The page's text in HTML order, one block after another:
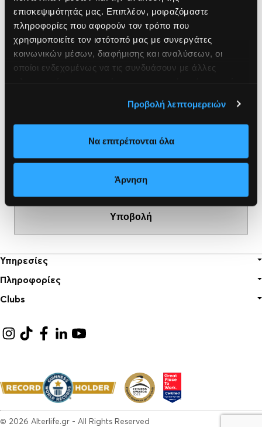
επισκεψιμότητάς μας. Επιπλέον, μοιραζόμαστε
πληροφορίες που αφορούν τον τρόπο που
χρησιμοποιείτε τον ιστότοπό μας με συνεργάτες
κοινωνικών μέσων, διαφήμισης και αναλύσεων, οι
οποίοι ενδεχομένως να τις συνδυάσουν με άλλες
Προβολή λεπτομερειών
Να επιτρέπονται όλα
Άρνηση
Επίλεξε Προσφορά (30% έκπτωση)(Required)
Επίλεξε Γυμναστήριο
Επίλεξε Γυμναστήριο(Required)
This field is hidden when viewing the form
Υπηρεσίες
Κλασικό Γυμναστήριο
Group Personal
Cross Training
Πληροφορίες
Καριέρα
Επικοινωνία
Clubs
Θεσσαλονίκη
© 2026 Alterlife.gr - All Rights Reserved